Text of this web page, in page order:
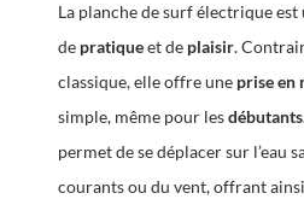
La planche de surf électrique est
de pratiqueet de plaisir.
classique, elle offre une prise en
simple, même pour lesdébutants
permet de se déplacer sur l’eau
courants ou du vent, offrant